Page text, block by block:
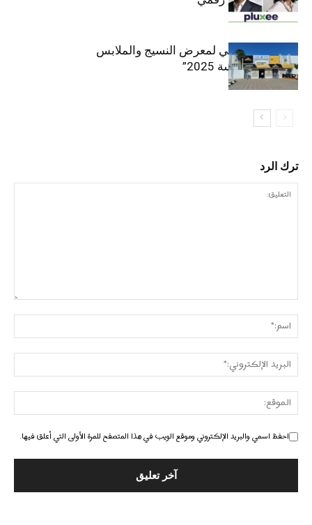
الافتتاح الرسمي لمعرض النسيج والملابس
“إنترتكس سوسة 2025”
ترك الرد
احفظ اسمي والبريد الإلكتروني وموقع الويب في هذا المتصفح للمرة الأولى التي أعلق فيها.